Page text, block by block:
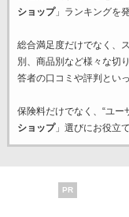
ショップ」ランキングを
総合満足度だけでなく、
別、商品別など様々な切
答者の口コミや評判とい
保険料だけでなく、“ユー
ショップ」選びにお役立
PR